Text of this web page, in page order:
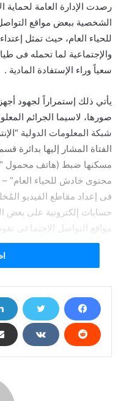
رصدت الإدارة العامة لحماية
الشخصية ببعض مواقع
للحياء العام، حيث تمثل
والإجتماعية لما تحمله فى
سعياً وراء الإستفادة المادية .
يأتي ذلك إستمراراً لجهود
صورها، لاسيما الجرائم
شبكة المعلومات الدولية
الفتاة المشار إليها بدائرة
مسكنها ضبط (هاتف محمول
محتوى خادش للحياء العام”
فى إعداد مقاطع الفيديو
حسابات إلكترونية على بعض
مواقع التواصل الإجتماعى
ذات محتوى خادش للحياء،
الحصول على إستفادة وربح
تفاصيل القبض على فتاة